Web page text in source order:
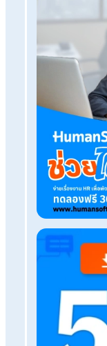
สวัสดิก
Free setup
Tags:
ทำบุญบริษัท